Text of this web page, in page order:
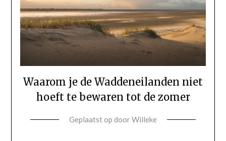
Waarom je de Waddeneilanden niet
hoeft te bewaren tot de zomer
Geplaatst op doorWilleke